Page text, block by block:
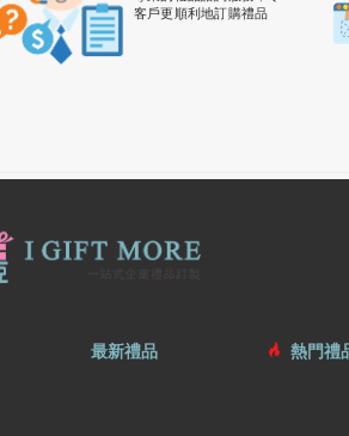
客戶更順利地訂購禮品
最新禮品 熱門禮